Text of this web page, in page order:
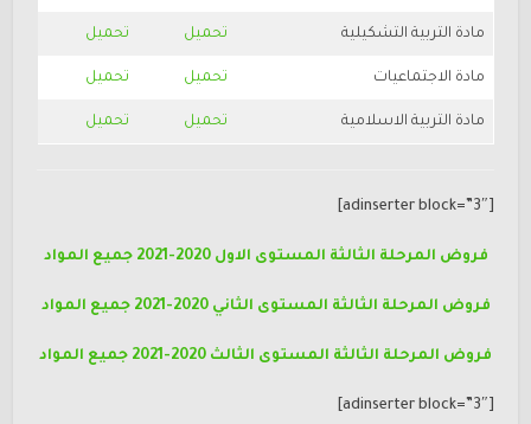
مادة التربية التشكيلية تحميل تحميل
مادة الاجتماعيات تحميل تحميل
مادة التربية الاسلامية تحميل تحميل
فروض المرحلة الثالثة المستوى الاول 2020-2021 جميع المواد
فروض المرحلة الثالثة المستوى الثاني 2020-2021 جميع المواد
فروض المرحلة الثالثة المستوى الثالث 2020-2021 جميع المواد